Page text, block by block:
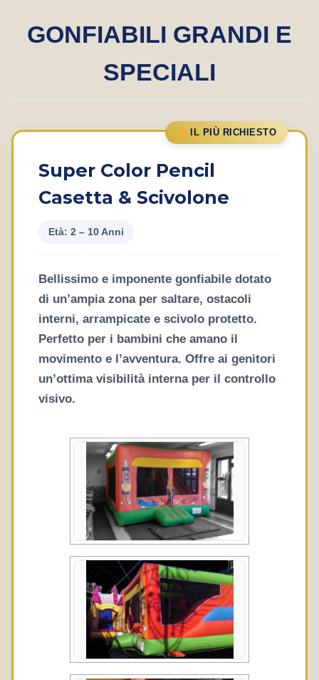
GONFIABILI GRANDI E
SPECIALI
IL PIÙ RICHIESTO
Super Color Pencil
Casetta & Scivolone
Età: 2 – 10 Anni
Bellissimo e imponente gonfiabile dotato
di un’ampia zona per saltare, ostacoli
interni, arrampicate e scivolo protetto.
Perfetto per i bambini che amano il
movimento e l’avventura. Offre ai genitori
un’ottima visibilità interna per il controllo
visivo.